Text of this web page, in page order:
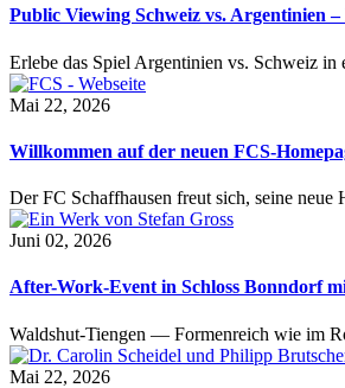
Public Viewing Schweiz vs. Argentinien
Erlebe das Spiel Argentinien vs. Schweiz
Mai 22, 2026
Willkommen auf der neuen FCS-
Der FC Schaffhausen freut sich, seine
Juni 02, 2026
After-Work-Event in Schloss Bonndorf
Waldshut-Tiengen — Formenreich wie im
Mai 22, 2026